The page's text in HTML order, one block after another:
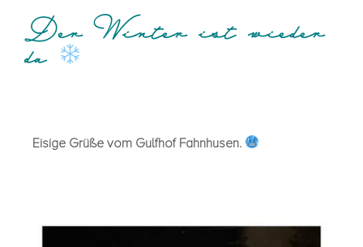
Der Winter ist wieder
da
Eisige Grüße vom Gulfhof Fahn­husen.